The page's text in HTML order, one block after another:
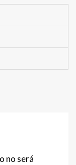
no será